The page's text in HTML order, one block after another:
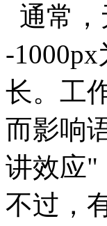
通常
-
长。工
而影响
讲效应"
不过，